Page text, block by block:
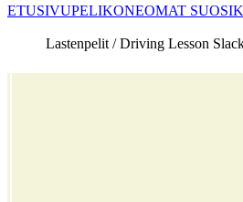
ETUSIVUPELIKONEOMAT
Lastenpelit / Driving Lesson